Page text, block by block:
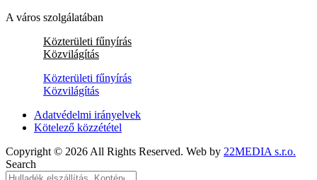
A város szolgálatában
Közterületi fűnyírás
Közvilágítás
Közterületi fűnyírás
Közvilágítás
Adatvédelmi irányelvek
Kötelező közzététel
Copyright © 2026 All Rights Reserved. Web by 22MEDIA s.r.o.
Search